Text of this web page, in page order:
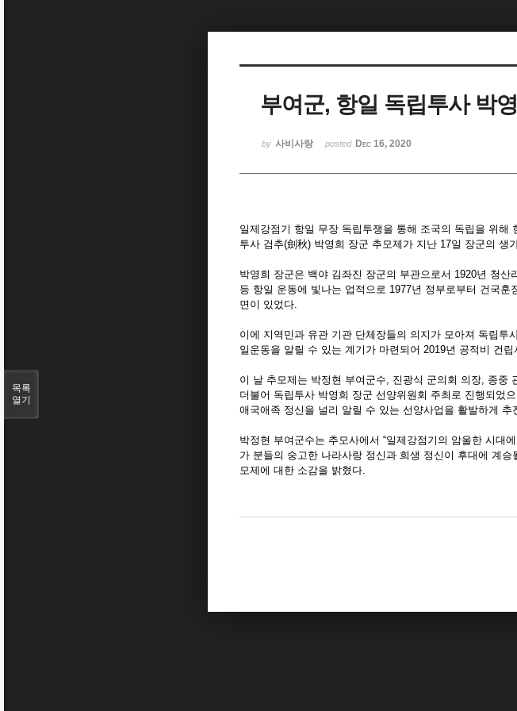
부여군, 항일 독립투사 박
by 사비사랑 posted Dec 16, 2020
일제강점기 항일 무장 독립투쟁을 통해 조국의 독립을 위해
투사 검추(劍秋) 박영희 장군 추모제가 지난 17일 장군의
박영희 장군은 백야 김좌진 장군의 부관으로서 1920년 청
등 항일 운동에 빛나는 업적으로 1977년 정부로부터 건국
면이 있었다.
이에 지역민과 유관 기관 단체장들의 의지가 모아져 독립
일운동을 알릴 수 있는 계기가 마련되어 2019년 공적비 건
이 날 추모제는 박정현 부여군수, 진광식 군의회 의장, 종중
더불어 독립투사 박영희 장군 선양위원회 주최로 진행되었
애국애족 정신을 널리 알릴 수 있는 선양사업을 활발하게 추
박정현 부여군수는 추모사에서 “일제강점기의 암울한 시대
가 분들의 숭고한 나라사랑 정신과 희생 정신이 후대에 계
모제에 대한 소감을 밝혔다.
목록
열기
Sketchbook5, 스케치북5
Sketchbook5, 스케치북5